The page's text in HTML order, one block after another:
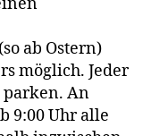
ab Ostern)
möglich. Jeder
parken. An
9:00 Uhr alle